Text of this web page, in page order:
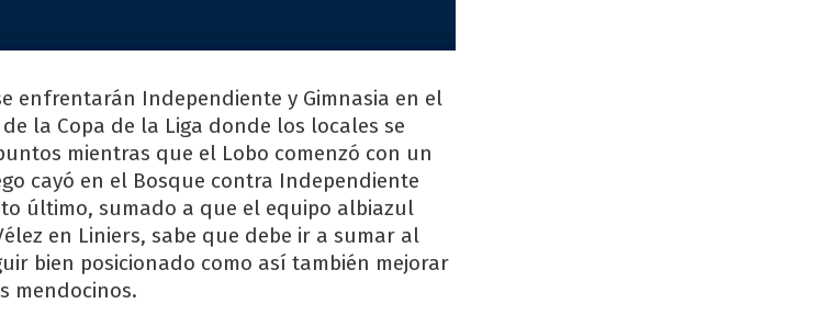
enfrentarán Independiente y Gimnasia en el
la Copa de la Liga donde los locales se
mientras que el Lobo comenzó con un
cayó en el Bosque contra Independiente
último, sumado a que el equipo albiazul
en Liniers, sabe que debe ir a sumar al
bien posicionado como así también mejorar
mendocinos.